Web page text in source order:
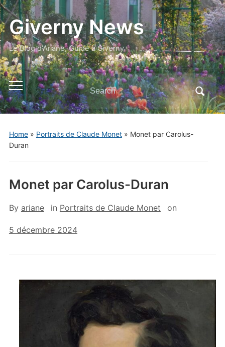
Giverny News
Le Blog d'Ariane, Guide à Giverny
Toggle
mobile
menu
Search
for:
Home» Portraits de Claude Monet» Monet par Carolus-
Duran
Monet par Carolus-Duran
By ariane in Portraits de Claude Monet on
5 décembre 2024